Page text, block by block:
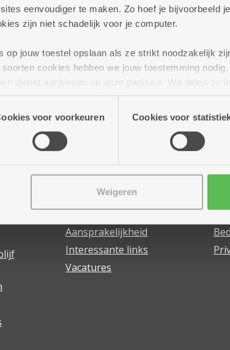
eenvoudiger te maken. Zo hoef je bijvoorbeeld
zijn niet schadelijk voor je computer.
op jouw toestel opslaan als ze strikt noodzakelijk
cookies hebben we jouw toestemming
dienst aanbieden op onze pagina's. We delen zo
site voor social media, advertenties en analyse.
voor voorkeuren Cookies voor
Weigeren
Jeugdzorg
Antwerpen
Aansprakelijkheid
Interessante links
Vacatures